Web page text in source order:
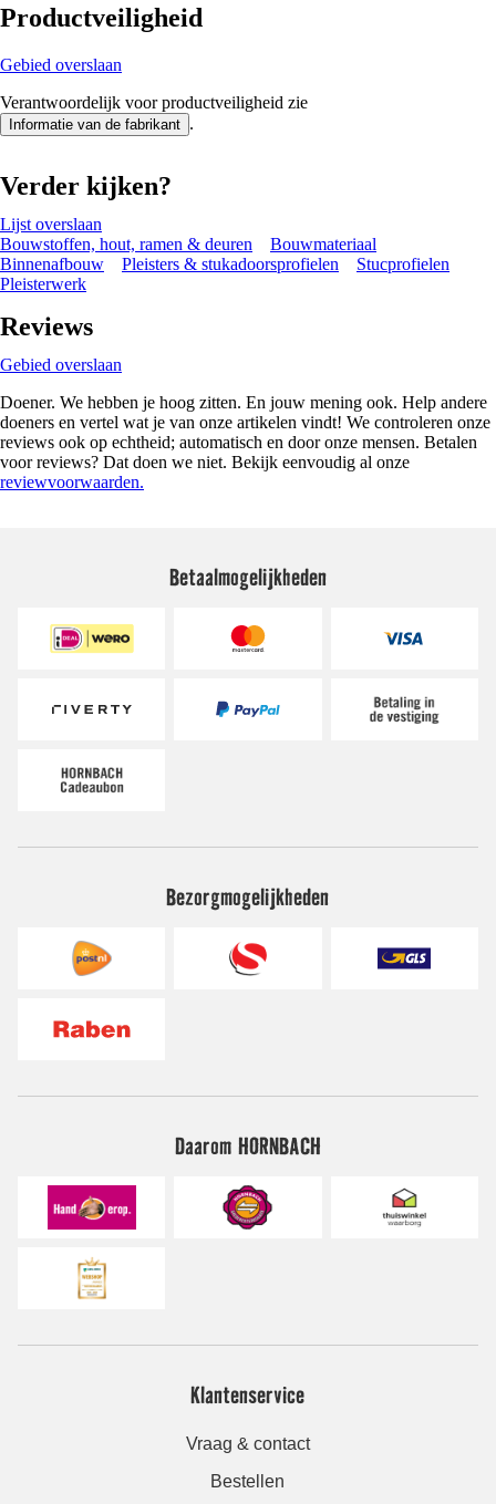
Productveiligheid
Gebied overslaan
Verantwoordelijk voor productveiligheid zie
Informatie van de fabrikant .
Verder kijken?
Lijst overslaan
Bouwstoffen, hout, ramen & deuren
Bouwmateriaal
Binnenafbouw
Pleisters & stukadoorsprofielen
Stucprofielen
Pleisterwerk
Reviews
Gebied overslaan
Doener. We hebben je hoog zitten. En jouw mening ook. Help andere
doeners en vertel wat je van onze artikelen vindt! We controleren onze
reviews ook op echtheid; automatisch en door onze mensen. Betalen
voor reviews? Dat doen we niet. Bekijk eenvoudig al onze
reviewvoorwaarden.
Betaalmogelijkheden
Bezorgmogelijkheden
Daarom HORNBACH
Klantenservice
Vraag & contact
Bestellen